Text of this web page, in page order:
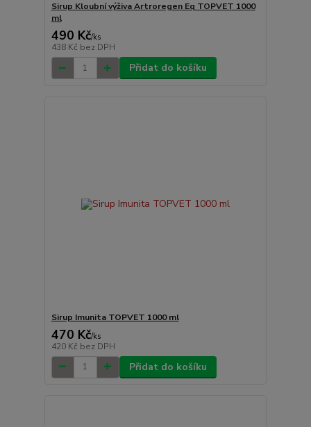
Sirup Kloubní výživa Artroregen Eq TOPVET 1000
ml
490 Kč/ks
438 Kč bez DPH
Přidat do košíku
Sirup Imunita TOPVET 1000 ml
470 Kč/ks
420 Kč bez DPH
Přidat do košíku